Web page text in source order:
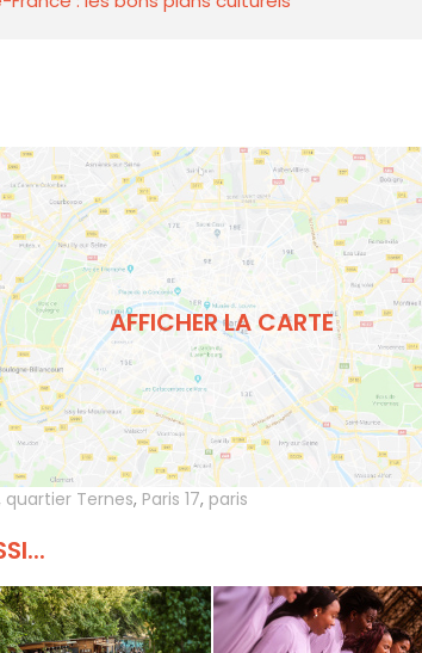
AFFICHER LA CARTE
quartier Ternes, Paris 17, paris